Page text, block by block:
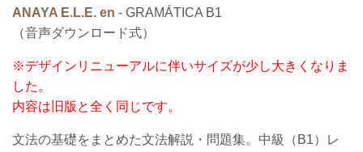
ANAYA E.L.E. en - GRAMÁTICA B1
（音声ダウンロード式）
※デザインリニューアルに伴いサイズが少し大きくなりま
した。
内容は旧版と全く同じです。
文法の基礎をまとめた文法解説・問題集。中級（B1）レ